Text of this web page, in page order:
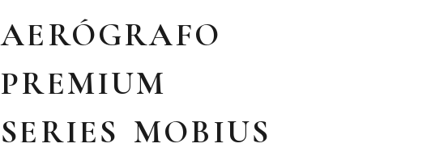
AERÓGRAFO
PREMIUM
SERIES MOBIUS